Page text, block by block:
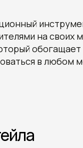
на своих
в любом